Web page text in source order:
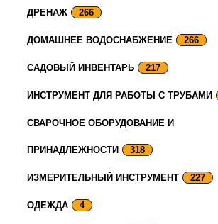
ДРЕНАЖ 266
ДОМАШНЕЕ ВОДОСНАБЖЕНИЕ 266
САДОВЫЙ ИНВЕНТАРЬ 217
ИНСТРУМЕНТ ДЛЯ РАБОТЫ С ТРУБАМИ
СВАРОЧНОЕ ОБОРУДОВАНИЕ И
ПРИНАДЛЕЖНОСТИ 318
ИЗМЕРИТЕЛЬНЫЙ ИНСТРУМЕНТ 227
ОДЕЖДА 4